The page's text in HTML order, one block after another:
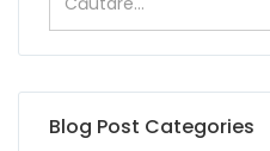
Blog Post Categories